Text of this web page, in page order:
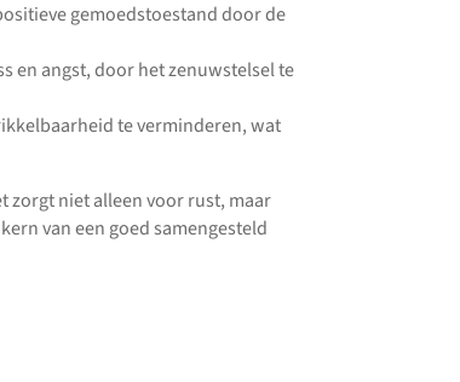
gemoedstoestand door de
en angst, door het zenuwstelsel te
te verminderen, wat
zorgt niet alleen voor rust, maar
van een goed samengesteld